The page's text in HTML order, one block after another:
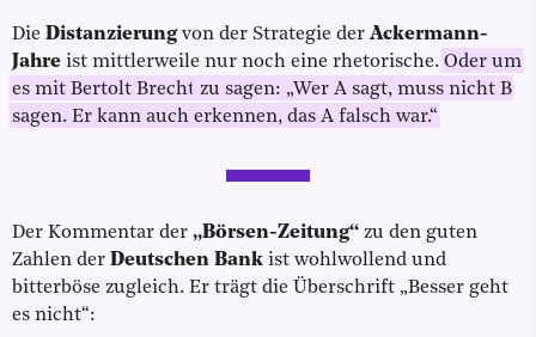
Die Distanzierungvon der Strategie der Ackermann-
Jahre ist mittlerweile nur noch eine rhetorische. Oder um
es mit Bertolt Brecht zu sagen: „Wer A sagt, muss nicht B
sagen. Er kann auch erkennen, das A falsch war.“
Der Kommentar der „Börsen-Zeitung“ zu den guten
Zahlen der Deutschen Bank ist wohlwollend und
bitterböse zugleich. Er trägt die Überschrift „Besser geht
es nicht“: